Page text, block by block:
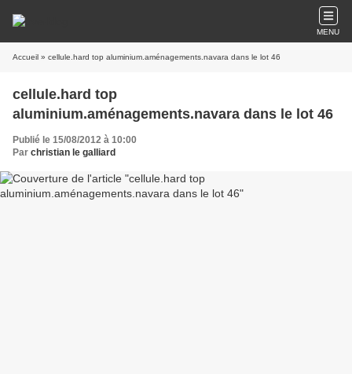
MENU
Accueil » cellule.hard top aluminium.aménagements.navara dans le lot 46
cellule.hard top
aluminium.aménagements.navara dans le lot 46
Publié le 15/08/2012 à 10:00
Par christian le galliard